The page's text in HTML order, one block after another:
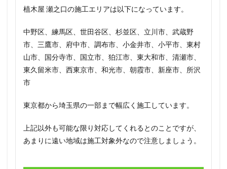
植木屋 瀬之口の施工エリアは以下になっています。
中野区、練馬区、世田谷区、杉並区、立川市、武蔵野
市、三鷹市、府中市、調布市、小金井市、小平市、東村
山市、国分寺市、国立市、狛江市、東大和市、清瀬市、
東久留米市、西東京市、和光市、朝霞市、新座市、所沢
市
東京都から埼玉県の一部まで幅広く施工しています。
上記以外も可能な限り対応してくれるとのことですが、
あまりに遠い地域は施工対象外なので注意しましょう。